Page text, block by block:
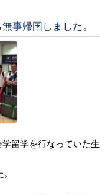
事帰国しました。
留学を行なっていた生